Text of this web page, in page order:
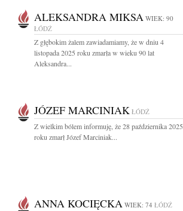
ALEKSANDRA MIKSA WIEK: 90
ŁÓDŹ
Z głębokim żalem zawiadamiamy, że w dniu 4
listopada 2025 roku zmarła w wieku 90 lat
Aleksandra...
JÓZEF MARCINIAK ŁÓDŹ
Z wielkim bólem informuję, że 28 października 2025
roku zmarł Józef Marciniak...
ANNA KOCIĘCKA WIEK: 74 ŁÓDŹ